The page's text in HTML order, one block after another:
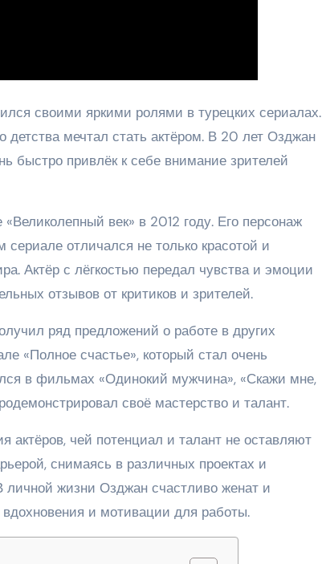
своими яркими ролями в турецких сериалах.
детства мечтал стать актёром. В 20 лет Озджан
быстро привлёк к себе внимание зрителей
век» в 2012 году. Его персонаж
отличался не только красотой и
Актёр с лёгкостью передал чувства и эмоции
отзывов от критиков и зрителей.
ряд предложений о работе в других
«Полное счастье», который стал очень
в фильмах «Одинокий мужчина», «Скажи мне,
своё мастерство и талант.
актёров, чей потенциал и талант не оставляют
снимаясь в различных проектах и
личной жизни Озджан счастливо женат и
и мотивации для работы.